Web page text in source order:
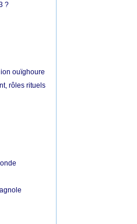
?
ouïghoure
rôles rituels